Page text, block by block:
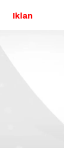
Iklan